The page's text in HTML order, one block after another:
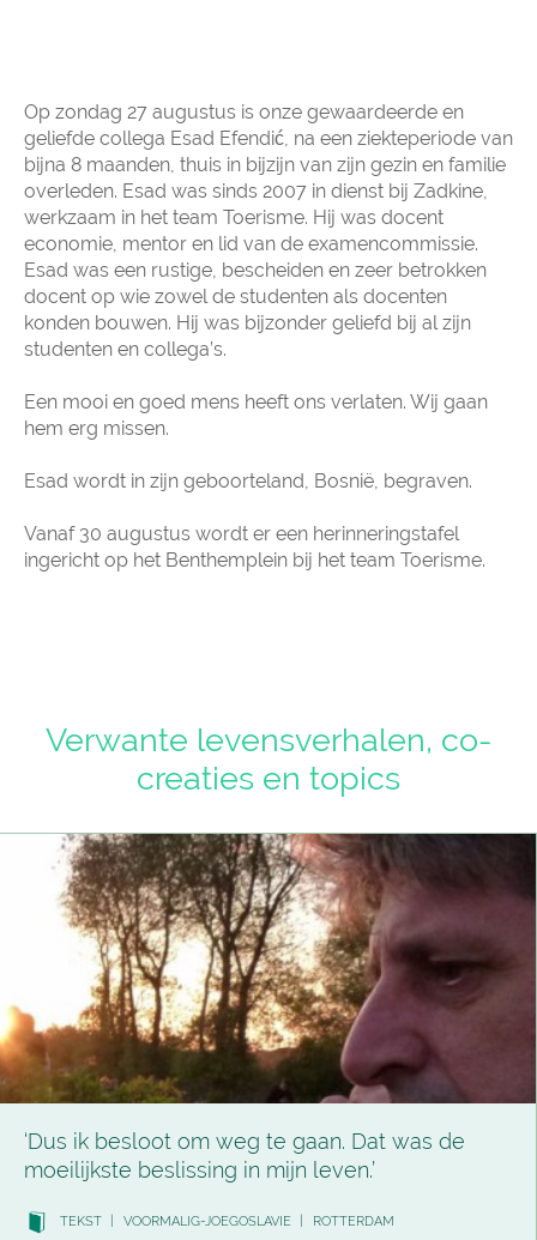
Op zondag 27 augustus is onze gewaardeerde en
geliefde collega Esad Efendić, na een ziekteperiode van
bijna 8 maanden, thuis in bijzijn van zijn gezin en familie
overleden. Esad was sinds 2007 in dienst bij Zadkine,
werkzaam in het team Toerisme. Hij was docent
economie, mentor en lid van de examencommissie.
Esad was een rustige, bescheiden en zeer betrokken
docent op wie zowel de studenten als docenten
konden bouwen. Hij was bijzonder geliefd bij al zijn
studenten en collega’s.
Een mooi en goed mens heeft ons verlaten. Wij gaan
hem erg missen.
Esad wordt in zijn geboorteland, Bosnië, begraven.
Vanaf 30 augustus wordt er een herinneringstafel
ingericht op het Benthemplein bij het team Toerisme.
Verwante levensverhalen, co-
creaties en topics
‘Dus ik besloot om weg te gaan. Dat was de
moeilijkste beslissing in mijn leven.’
TEKST VOORMALIG-JOEGOSLAVIE ROTTERDAM